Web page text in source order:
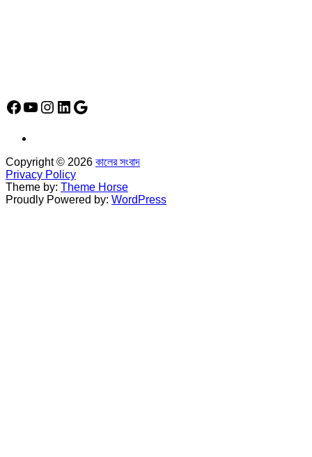
Facebook
YouTube
Instagram
LinkedIn
Google
Copyright © 2026 কালের সংবাদ
Privacy Policy
Theme by: Theme Horse
Proudly Powered by: WordPress